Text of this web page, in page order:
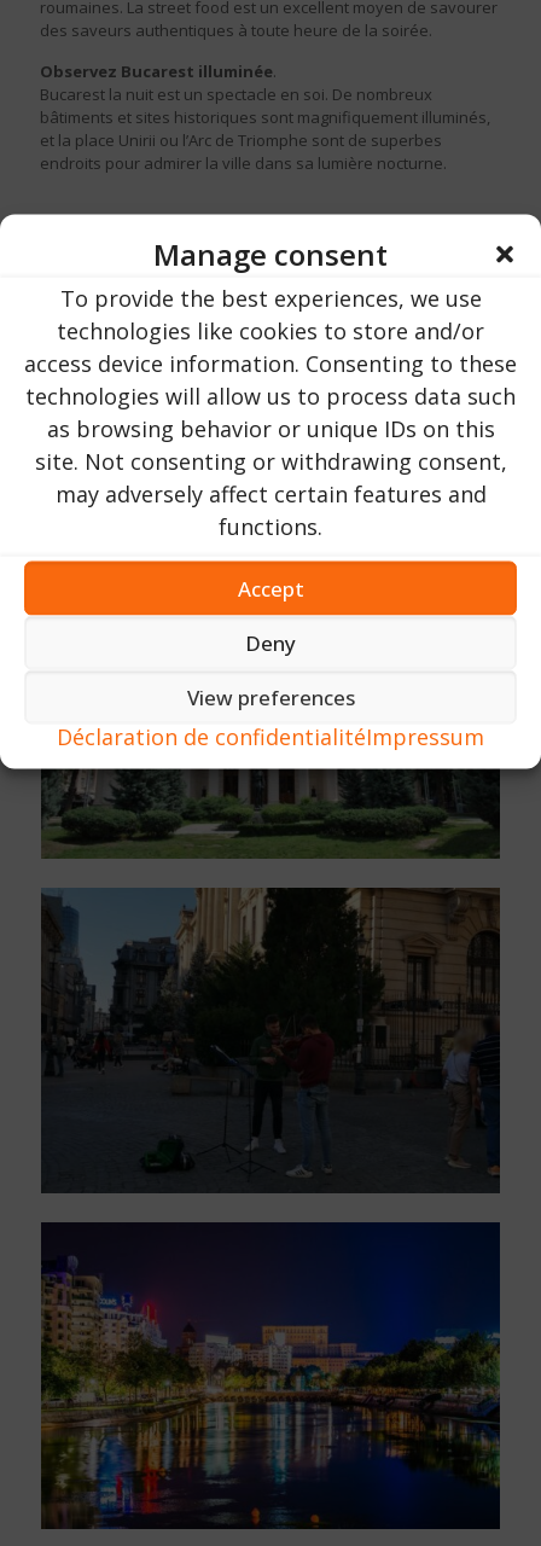
Manage consent
To provide the best experiences, we use
technologies like cookies to store and/or
access device information. Consenting to these
technologies will allow us to process data such
as browsing behavior or unique IDs on this
site. Not consenting or withdrawing consent,
may adversely affect certain features and
functions.
Accept
Deny
View preferences
Déclaration de confidentialitéImpressum
roumaines. La street food est un excellent moyen de savourer
des saveurs authentiques à toute heure de la soirée.
Observez Bucarest illuminée.
Bucarest la nuit est un spectacle en soi. De nombreux
bâtiments et sites historiques sont magnifiquement illuminés,
et la place Unirii ou l’Arc de Triomphe sont de superbes
endroits pour admirer la ville dans sa lumière nocturne.